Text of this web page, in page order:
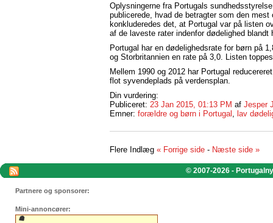
Oplysningerne fra Portugals
publicerede, hvad de betragter som den
konkluderedes det, at Portugal var på listen
af de laveste rater indenfor dødelighed blandt
Portugal har en dødelighedsrate for børn på
og Storbritannien en rate på 3,0. Listen
Mellem 1990 og 2012 har Portugal
flot syvendeplads på verdensplan.
Din vurdering:
Publiceret: 23 Jan 2015, 01:13 PM af Jesper
Emner: forældre og børn i Portugal lav
Flere Indlæg « Forrige side - Næste side »
© 2007-2026 -
Partnere og sponsorer:
Mini-annoncører: